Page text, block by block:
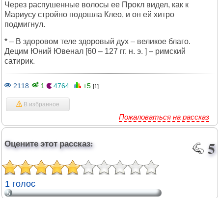
Через распушенные волосы ее Прокл видел, как к
Мариусу стройно подошла Клео, и он ей хитро
подмигнул.
* – В здоровом теле здоровый дух – великое благо.
Децим Юний Ювенал [60 – 127 гг. н. э. ] – римский
сатирик.
2118 1 4764 +5 [1]
В избранное
Пожаловаться на рассказ
Оцените этот рассказ: 5
1 голос
5